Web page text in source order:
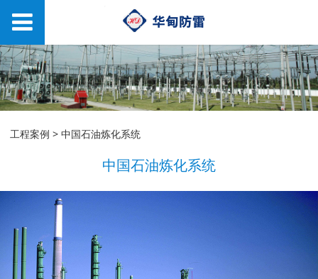
中国石油炼化系统
工程案例 >中国石油炼化系统
中国石油炼化系统